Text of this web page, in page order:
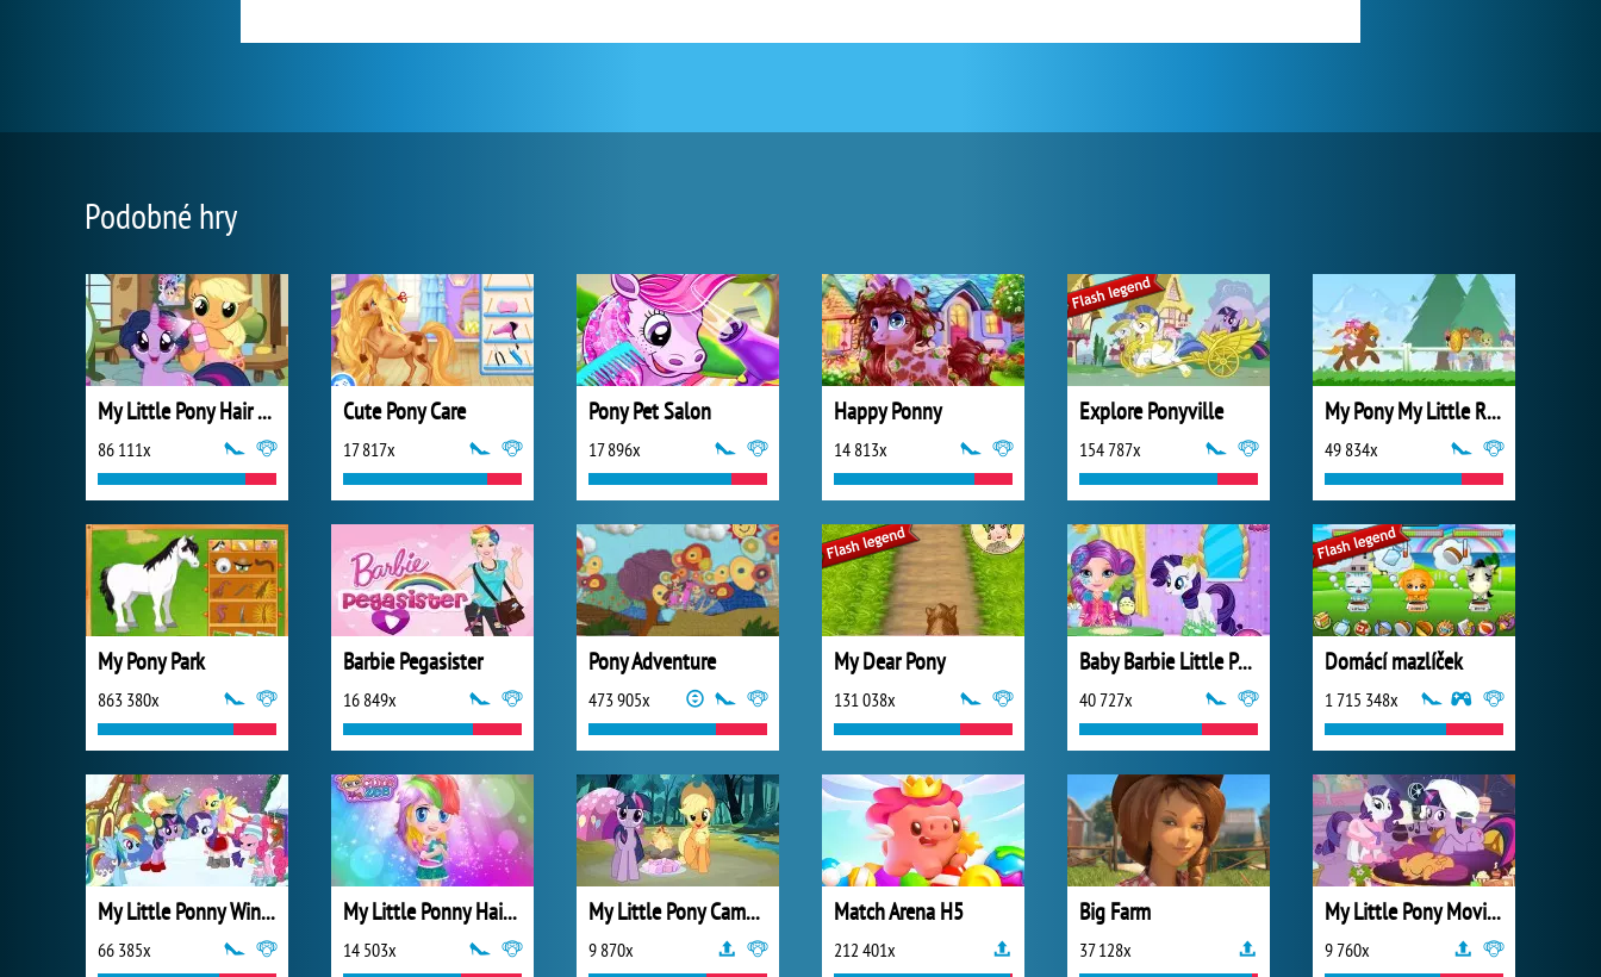
Podobné hry
My Little Pony Hair Salon
86 111x
Cute Pony Care
17 817x
Pony Pet Salon
17 896x
Happy Ponny
14 813x
Explore Ponyville
154 787x
My Pony My Little Race
49 834x
My Pony Park
863 380x
Barbie Pegasister
16 849x
Pony Adventure
473 905x
My Dear Pony
131 038x
Baby Barbie Little Pony 2
40 727x
Domácí mazlíček
1 715 348x
My Little Ponny Winter Fashion
66 385x
My Little Ponny Hairstyles
14 503x
My Little Pony Camp Fun
9 870x
Match Arena H5
212 401x
Big Farm
37 128x
My Little Pony Movie Night
9 760x